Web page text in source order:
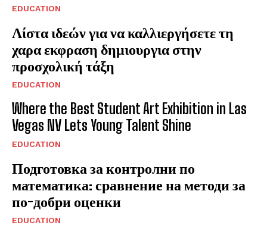
EDUCATION
Λίστα ιδεών για να καλλιεργήσετε τη
χαρα εκφραση δημιουργια στην
προσχολική τάξη
EDUCATION
Where the Best Student Art Exhibition in Las
Vegas NV Lets Young Talent Shine
EDUCATION
Подготовка за контролни по
математика: сравнение на методи за
по-добри оценки
EDUCATION